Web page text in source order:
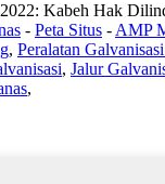
Kabeh Hak
- Peta Situs - AMP
, Peralatan
, Jalur
,